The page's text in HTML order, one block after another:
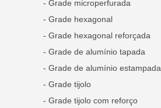
- Grade microperfurada
- Grade hexagonal
- Grade hexagonal reforçada
- Grade de alumínio tapada
- Grade de alumínio estampada
- Grade tijolo
- Grade tijolo com reforço